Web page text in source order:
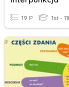
19 P 1st -